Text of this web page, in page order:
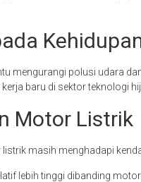
mengurangi polusi udara
baru di sektor teknologi
Motor Listrik
masih menghadapi
lebih tinggi dibanding motor